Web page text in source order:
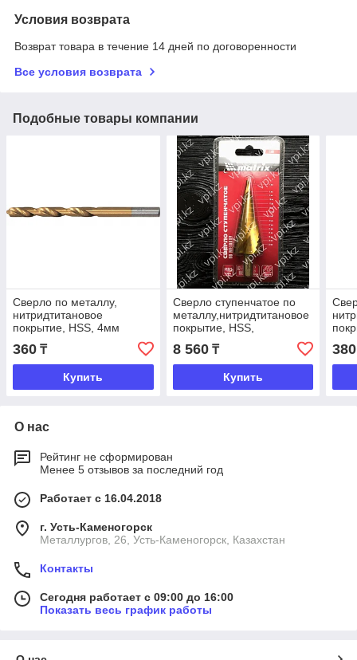
Условия возврата
Возврат товара в течение 14 дней по договоренности
Все условия возврата
Подобные товары компании
Сверло по металлу,
нитридтитановое
покрытие, HSS, 4мм
360 ₸
Купить
Сверло ступенчатое по
металлу,нитридтитановое
покрытие, HSS,
спиральный профиль, 4-
32 мм, 15 ступеней, Matrix
8 560₸
Купить
380
О нас
Рейтинг не сформирован
Менее 5 отзывов за последний год
Работает с 16.04.2018
г. Усть-Каменогорск
Металлургов, 26, Усть-Каменогорск, Казахстан
Контакты
Сегодня работает с 09:00 до 16:00
Показать весь график работы